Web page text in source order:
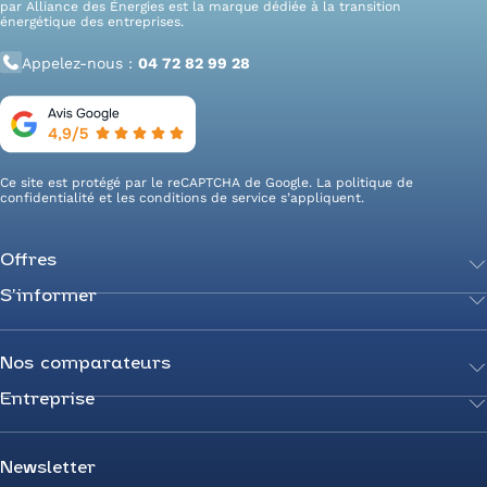
par Alliance des Énergies est la marque dédiée à la transition
énergétique des entreprises.
Appelez-nous : 04 72 82 99 28
Ce site est protégé par le reCAPTCHA de Google. La politique de
confidentialité et les conditions de service s’appliquent.
Offres
Achetez votre énergie
Transition énergétique
Secteurs d’expertise
Optimisez vos taxes et compteurs
Mix énergie
Efficacité énergétique
S’informer
Actualités
Guides de l’énergie
Livres blancs
Nos comparateurs
Comparateur Électricité
Comparateur Gaz
Entreprise
Nous rejoindre
Devenez Partenaire
Newsletter